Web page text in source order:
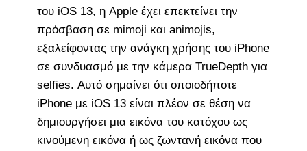
του iOS 13, η Apple έχει επεκτείνει την
πρόσβαση σε mimoji και animojis,
εξαλείφοντας την ανάγκη χρήσης του iPhone
σε συνδυασμό με την κάμερα TrueDepth για
selfies. Αυτό σημαίνει ότι οποιοδήποτε
iPhone με iOS 13 είναι πλέον σε θέση να
δημιουργήσει μια εικόνα του κατόχου ως
κινούμενη εικόνα ή ως ζωντανή εικόνα που